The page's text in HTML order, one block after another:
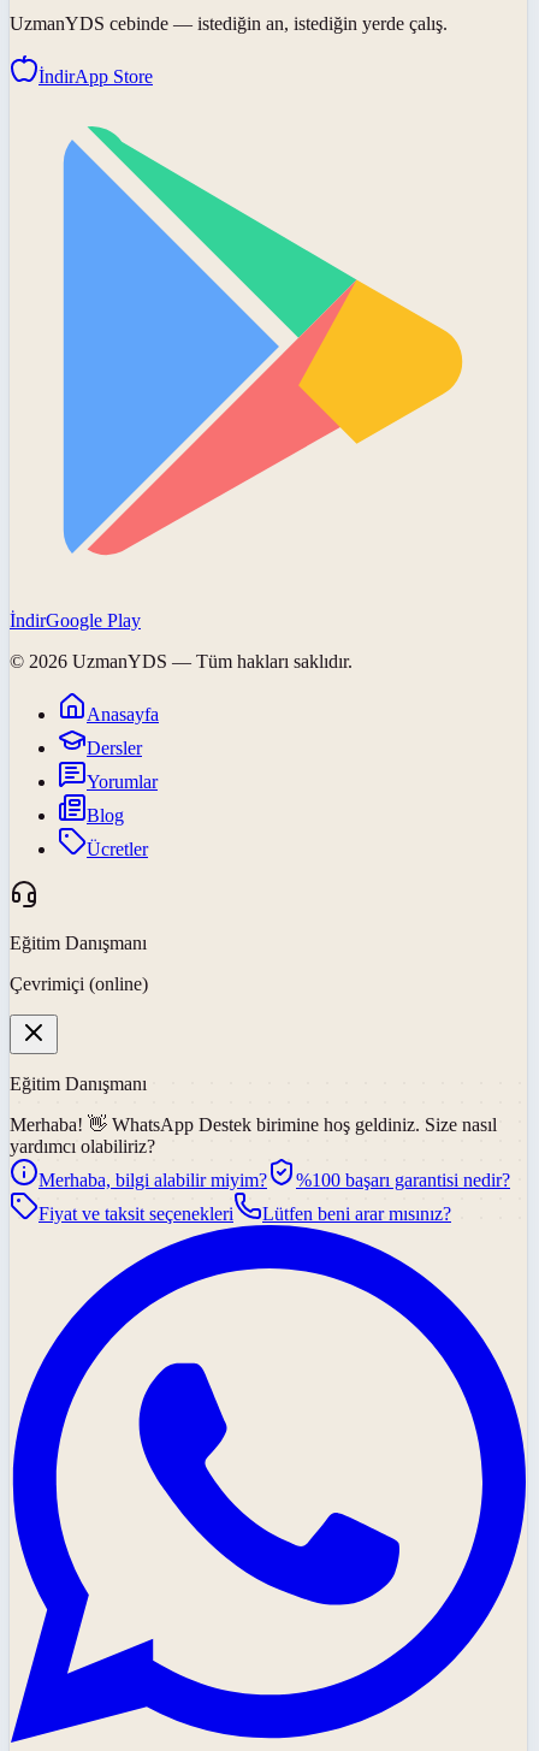
UzmanYDS cebinde — istediğin an, istediğin yerde çalış.
İndirApp Store
İndirGoogle Play
© 2026 UzmanYDS — Tüm hakları saklıdır.
Anasayfa
Dersler
Yorumlar
Blog
Ücretler
Eğitim Danışmanı
Çevrimiçi (online)
Eğitim Danışmanı
Merhaba! 👋 WhatsApp Destek birimine hoş geldiniz. Size nasıl
yardımcı olabiliriz?
Merhaba, bilgi alabilir miyim?
%100 başarı garantisi nedir?
Fiyat ve taksit seçenekleri
Lütfen beni arar mısınız?